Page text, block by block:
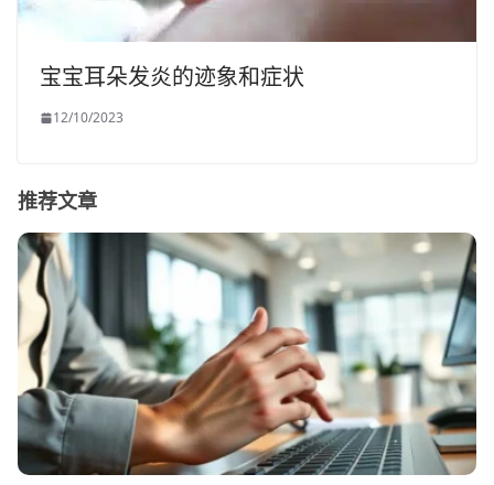
宝宝耳朵发炎的迹象和症状
12/10/2023
推荐文章